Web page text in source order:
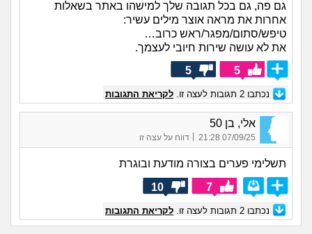
גם פה, גם בכל תגובה שלך למישהו באתר בשאלות
אחרות את מראה אוצר מילים עשיר:
טיפש/סתום/מפגר/ראש כרוב…
את לא עושה שירות חיובי לעצמך.
5
5
נכתבו 2 תגובות לעצה זו. לקריאת התגובות
אלי, בן 50
07/09/25 21:28 דווח על עצה זו
תשלימי פערים בצורה מודעת ובוגרת
7
10
נכתבו 2 תגובות לעצה זו. לקריאת התגובות